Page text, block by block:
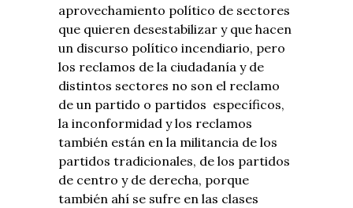
aprovechamiento político de sectores
que quieren desestabilizar y que hacen
un discurso político incendiario, pero
los reclamos de la ciudadanía y de
distintos sectores no son el reclamo
de un partido o partidos específicos,
la inconformidad y los reclamos
también están en la militancia de los
partidos tradicionales, de los partidos
de centro y de derecha, porque
también ahí se sufre en las clases